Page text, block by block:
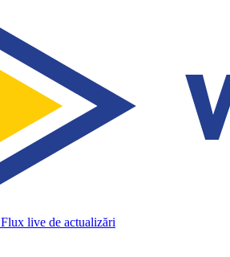
Flux live de actualizări